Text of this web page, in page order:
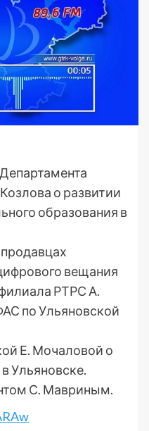
о развитии
образования в
вещания
РТРС А.
по Ульяновской
Е. Мочаловой о
Ульяновске.
С. Мавриным.